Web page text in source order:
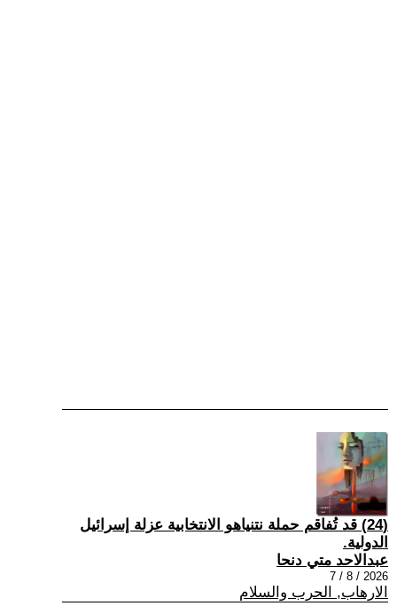
(24) قد تُفاقم حملة نتنياهو الانتخابية عزلة إسرائيل
الدولية.
عبدالاحد متي دنحا
2026 / 8 / 7
الارهاب, الحرب والسلام